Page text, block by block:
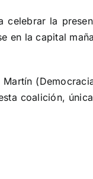
la
la capital
coalición,